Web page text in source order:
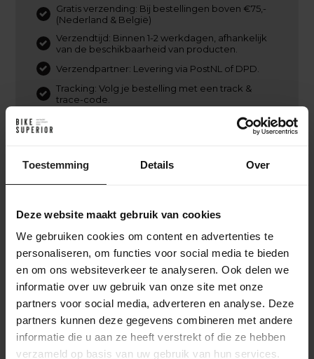
Toestemming Details Over
Deze website maakt gebruik van cookies
We gebruiken cookies om content en advertenties te
personaliseren, om functies voor social media te bieden
en om ons websiteverkeer te analyseren. Ook delen we
informatie over uw gebruik van onze site met onze
partners voor social media, adverteren en analyse. Deze
partners kunnen deze gegevens combineren met andere
informatie die u aan ze heeft verstrekt of die ze hebben
verzameld op basis van uw gebruik van hun services.
Gratis verzending: Bij bestellingen boven €75,-
(Nederland & België)
Verzendtijd: Binnen 1-2 werkdagen, afhankelijk
van de beschikbaarheid van producten.
Verzendpartner: Levering via PostNL of DPD.
Tracking: Volg je bestelling met een track &
trace-code.
Internationale verzending mogelijk. (PostNL,
staat en verpakking.
Ik heb besteld. En nu?
Na je online bestelling bij BikeSuperior gaan we
direct aan de slag. We bevestigen je bestelling via e-
mail en beginnen met het verzamelen van de
gekozen producten. Zodra alles gereed is,
monteren we indien nodig de fiets of onderdelen.
Daarna wordt je bestelling zorgvuldig verpakt en
verzonden. Je ontvangt een track & trace-code om